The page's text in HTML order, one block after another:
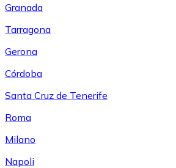
Granada
Tarragona
Gerona
Córdoba
Santa Cruz de Tenerife
Roma
Milano
Napoli